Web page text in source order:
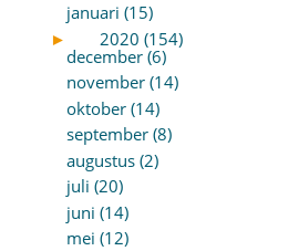
januari (15)
►
2020 (154)
december (6)
november (14)
oktober (14)
september (8)
augustus (2)
juli (20)
juni (14)
mei (12)